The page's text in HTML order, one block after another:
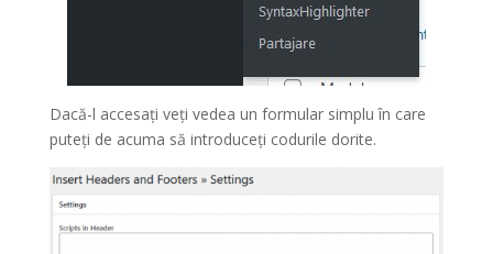
Dacă-l accesați veți vedea un formular simplu în care
puteți de acuma să introduceți codurile dorite.